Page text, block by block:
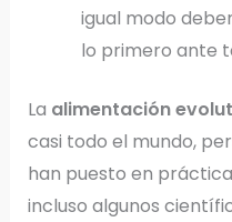
igual modo
lo primero ante
La alimentación
casi todo el mundo,
han puesto en
incluso algunos